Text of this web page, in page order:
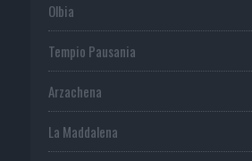
Olbia
Tempio Pausania
Arzachena
La Maddalena